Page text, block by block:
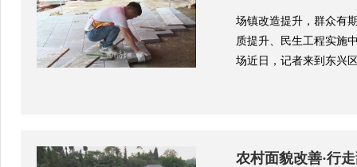
场镇改造提升，群众有
质提升、民生工程实施
场近日，记者来到东兴
农村面貌改善·行